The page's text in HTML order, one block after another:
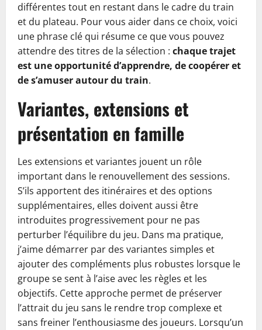
différentes tout en restant dans le cadre du train
et du plateau. Pour vous aider dans ce choix, voici
une phrase clé qui résume ce que vous pouvez
attendre des titres de la sélection : chaque trajet
est une opportunité d’apprendre, de coopérer et
de s’amuser autour du train.
Variantes, extensions et
présentation en famille
Les extensions et variantes jouent un rôle
important dans le renouvellement des sessions.
S’ils apportent des itinéraires et des options
supplémentaires, elles doivent aussi être
introduites progressivement pour ne pas
perturber l’équilibre du jeu. Dans ma pratique,
j’aime démarrer par des variantes simples et
ajouter des compléments plus robustes lorsque le
groupe se sent à l’aise avec les règles et les
objectifs. Cette approche permet de préserver
l’attrait du jeu sans le rendre trop complexe et
sans freiner l’enthousiasme des joueurs. Lorsqu’un